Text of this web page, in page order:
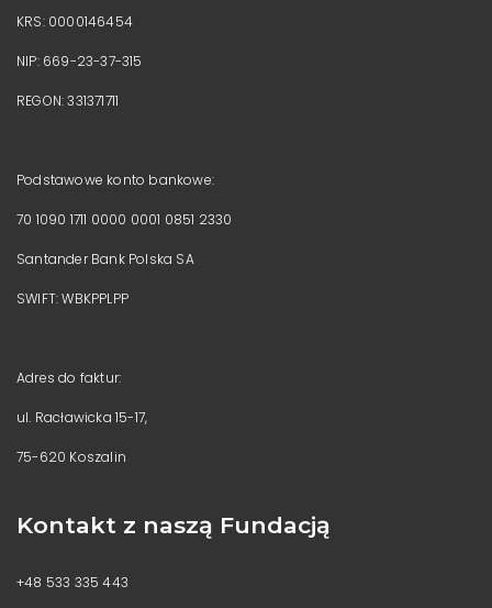
KRS: 0000146454
NIP: 669-23-37-315
REGON: 331371711
Podstawowe konto bankowe:
70 1090 1711 0000 0001 0851 2330
Santander Bank Polska SA
SWIFT: WBKPPLPP
Adres do faktur:
ul. Racławicka 15-17,
75-620 Koszalin
Kontakt z naszą Fundacją
+48 533 335 443